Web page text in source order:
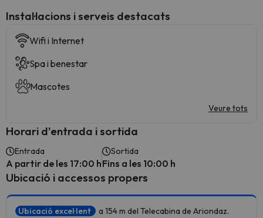
Instal·lacions i serveis destacats
Wifi i Internet
Spa i benestar
Mascotes
Veure tots
Horari d'entrada i sortida
Entrada
A partir de les 17:00 h
Sortida
Fins a les 10:00 h
Ubicació i accessos propers
Ubicació excel·lent a 154 m del Telecabina de Ariondaz.